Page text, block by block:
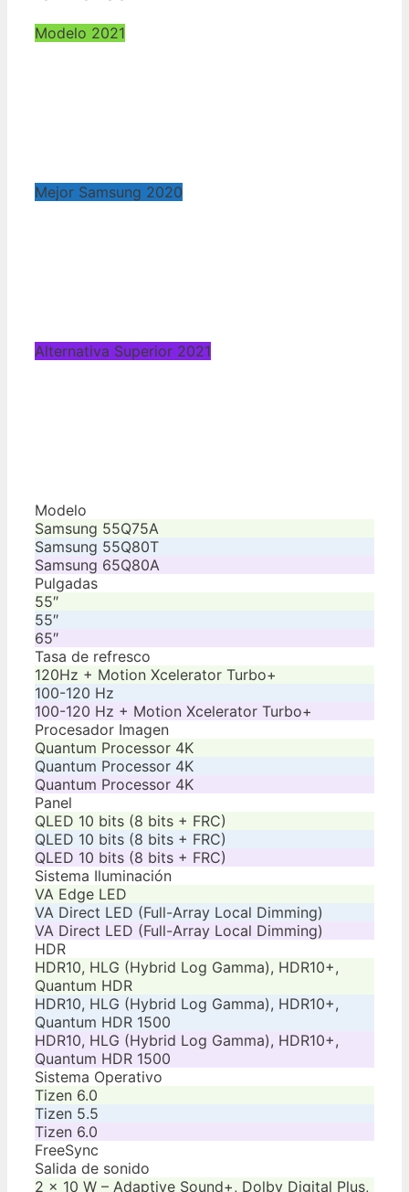
Modelo 2021
Mejor Samsung 2020
Alternativa Superior 2021
Modelo
Samsung 55Q75A
Samsung 55Q80T
Samsung 65Q80A
Pulgadas
55″
55″
65″
Tasa de refresco
120Hz + Motion Xcelerator Turbo+
100-120 Hz
100-120 Hz + Motion Xcelerator Turbo+
Procesador Imagen
Quantum Processor 4K
Quantum Processor 4K
Quantum Processor 4K
Panel
QLED 10 bits (8 bits + FRC)
QLED 10 bits (8 bits + FRC)
QLED 10 bits (8 bits + FRC)
Sistema Iluminación
VA Edge LED
VA Direct LED (Full-Array Local Dimming)
VA Direct LED (Full-Array Local Dimming)
HDR
HDR10, HLG (Hybrid Log Gamma), HDR10+,
Quantum HDR
HDR10, HLG (Hybrid Log Gamma), HDR10+,
Quantum HDR 1500
HDR10, HLG (Hybrid Log Gamma), HDR10+,
Quantum HDR 1500
Sistema Operativo
Tizen 6.0
Tizen 5.5
Tizen 6.0
FreeSync
Salida de sonido
2 x 10 W – Adaptive Sound+, Dolby Digital Plus,